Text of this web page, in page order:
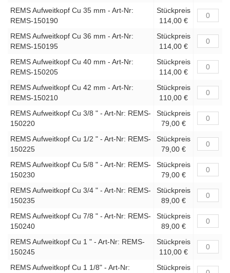
REMS Aufweitkopf Cu 35 mm - Art-Nr:
REMS-150190
Stückpreis
114,00 €
REMS Aufweitkopf Cu 36 mm - Art-Nr:
REMS-150195
Stückpreis
114,00 €
REMS Aufweitkopf Cu 40 mm - Art-Nr:
REMS-150205
Stückpreis
114,00 €
REMS Aufweitkopf Cu 42 mm - Art-Nr:
REMS-150210
Stückpreis
110,00 €
REMS Aufweitkopf Cu 3/8 " - Art-Nr: REMS-
150220
Stückpreis
79,00 €
REMS Aufweitkopf Cu 1/2 " - Art-Nr: REMS-
150225
Stückpreis
79,00 €
REMS Aufweitkopf Cu 5/8 " - Art-Nr: REMS-
150230
Stückpreis
79,00 €
REMS Aufweitkopf Cu 3/4 " - Art-Nr: REMS-
150235
Stückpreis
89,00 €
REMS Aufweitkopf Cu 7/8 " - Art-Nr: REMS-
150240
Stückpreis
89,00 €
REMS Aufweitkopf Cu 1 " - Art-Nr: REMS-
150245
Stückpreis
110,00 €
REMS Aufweitkopf Cu 1 1/8" - Art-Nr:
Stückpreis